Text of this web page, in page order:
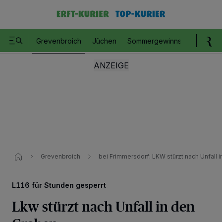
Grevenbroich Jüchen Sommergewinnspiel
Grevenbroich bei Frimmersdorf: LKW stürzt nach Unfall
L116 für Stunden gesperrt
Lkw stürzt nach Unfall in den